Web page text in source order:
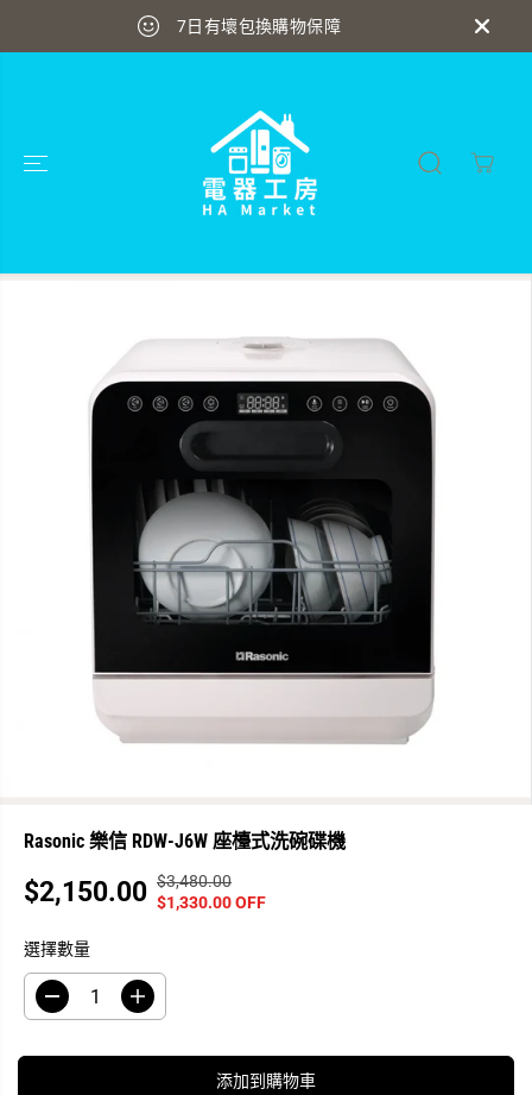
送貨安裝最快即日送達
Rasonic 樂信 RDW-J6W 座檯式洗碗碟機
銷
價
格
$2,150.00 正
常
$3,480.00
你
已
$1,330.00 OFF
選擇數量
減
數
增
數
添加到購物車